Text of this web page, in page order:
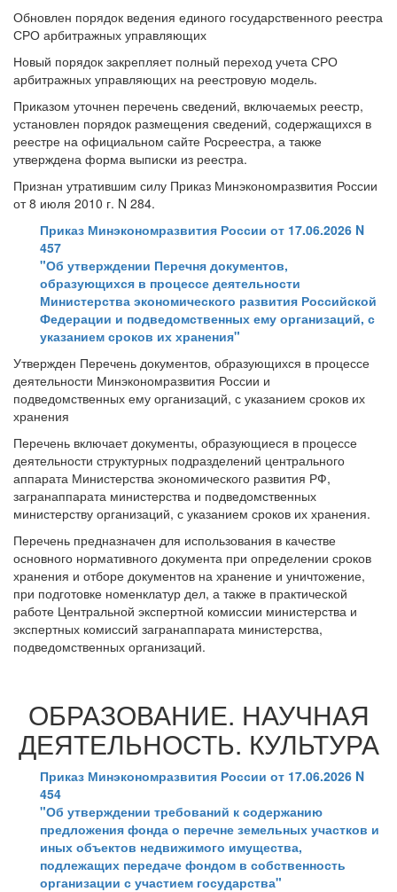
Обновлен порядок ведения единого государственного реестра
СРО арбитражных управляющих
Новый порядок закрепляет полный переход учета СРО
арбитражных управляющих на реестровую модель.
Приказом уточнен перечень сведений, включаемых реестр,
установлен порядок размещения сведений, содержащихся в
реестре на официальном сайте Росреестра, а также
утверждена форма выписки из реестра.
Признан утратившим силу Приказ Минэкономразвития России
от 8 июля 2010 г. N 284.
Приказ Минэкономразвития России от 17.06.2026 N
457
"Об утверждении Перечня документов,
образующихся в процессе деятельности
Министерства экономического развития Российской
Федерации и подведомственных ему организаций, с
указанием сроков их хранения"
Утвержден Перечень документов, образующихся в процессе
деятельности Минэкономразвития России и
подведомственных ему организаций, с указанием сроков их
хранения
Перечень включает документы, образующиеся в процессе
деятельности структурных подразделений центрального
аппарата Министерства экономического развития РФ,
загранаппарата министерства и подведомственных
министерству организаций, с указанием сроков их хранения.
Перечень предназначен для использования в качестве
основного нормативного документа при определении сроков
хранения и отборе документов на хранение и уничтожение,
при подготовке номенклатур дел, а также в практической
работе Центральной экспертной комиссии министерства и
экспертных комиссий загранаппарата министерства,
подведомственных организаций.
ОБРАЗОВАНИЕ. НАУЧНАЯ
ДЕЯТЕЛЬНОСТЬ. КУЛЬТУРА
Приказ Минэкономразвития России от 17.06.2026 N
454
"Об утверждении требований к содержанию
предложения фонда о перечне земельных участков и
иных объектов недвижимого имущества,
подлежащих передаче фондом в собственность
организации с участием государства"